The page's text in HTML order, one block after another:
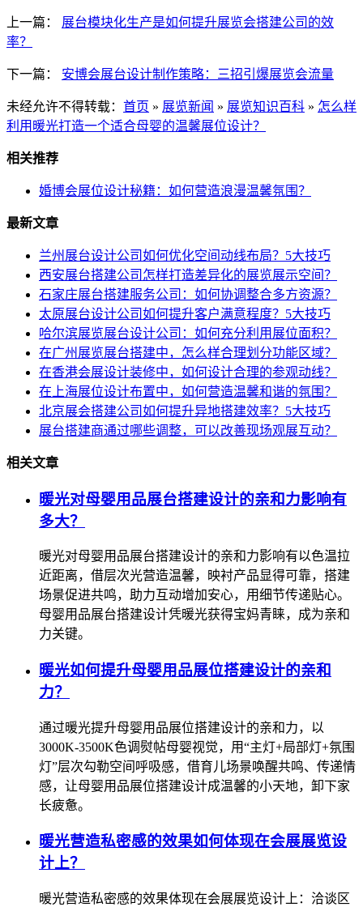
上一篇： 展台模块化生产是如何提升展览会搭建公司的效
率？
下一篇： 安博会展台设计制作策略：三招引爆展览会流量
未经允许不得转载： 首页 » 展览新闻 » 展览知识百科 » 怎么样
利用暖光打造一个适合母婴的温馨展位设计？
相关推荐
婚博会展位设计秘籍：如何营造浪漫温馨氛围？
最新文章
兰州展台设计公司如何优化空间动线布局？5大技巧
西安展台搭建公司怎样打造差异化的展览展示空间？
石家庄展台搭建服务公司：如何协调整合多方资源？
太原展台设计公司如何提升客户满意程度？5大技巧
哈尔滨展览展台设计公司：如何充分利用展位面积？
在广州展览展台搭建中，怎么样合理划分功能区域？
在香港会展设计装修中，如何设计合理的参观动线？
在上海展位设计布置中，如何营造温馨和谐的氛围？
北京展会搭建公司如何提升异地搭建效率？5大技巧
展台搭建商通过哪些调整，可以改善现场观展互动？
相关文章
暖光对母婴用品展台搭建设计的亲和力影响有
多大？
暖光对母婴用品展台搭建设计的亲和力影响有以色温拉
近距离，借层次光营造温馨，映衬产品显得可靠，搭建
场景促进共鸣，助力互动增加安心，用细节传递贴心。
母婴用品展台搭建设计凭暖光获得宝妈青睐，成为亲和
力关键。
暖光如何提升母婴用品展位搭建设计的亲和
力？
通过暖光提升母婴用品展位搭建设计的亲和力，以
3000K-3500K色调熨帖母婴视觉，用“主灯+局部灯+氛围
灯”层次勾勒空间呼吸感，借育儿场景唤醒共鸣、传递情
感，让母婴用品展位搭建设计成温馨的小天地，卸下家
长疲惫。
暖光营造私密感的效果如何体现在会展展览设
计上？
暖光营造私密感的效果体现在会展展览设计上：洽谈区